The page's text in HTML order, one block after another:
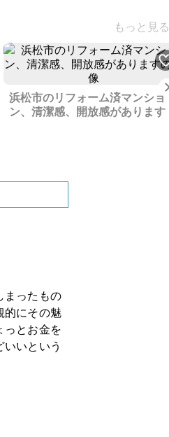
もっと見る
浜松市のリフォーム済マンショ
ン、清潔感、開放感があります
まったもの
的にその魅
っとお金を
いという